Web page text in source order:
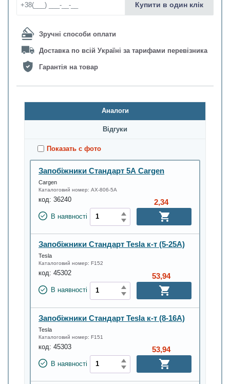
Зручні способи оплати
Доставка по всій Україні за тарифами перевізника
Гарантія на товар
Купити в один клік
Аналоги
Відгуки
Показать с фото
Запобіжники Стандарт 5А Cargen
Cargen
Каталоговий номер: АХ-806-5А
код: 36240
В наявності
2,34
Запобіжники Стандарт Tesla к-т (5-25A)
Tesla
Каталоговий номер: F152
код: 45302
В наявності
53,94
Запобіжники Стандарт Tesla к-т (8-16A)
Tesla
Каталоговий номер: F151
код: 45303
В наявності
53,94